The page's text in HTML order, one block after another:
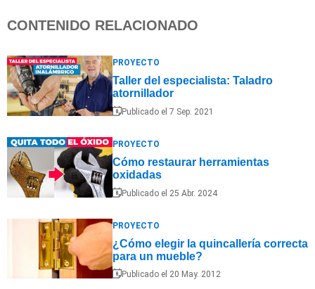
CONTENIDO RELACIONADO
PROYECTO
Taller del especialista: Taladro
atornillador
Publicado el 7 Sep. 2021
PROYECTO
Cómo restaurar herramientas
oxidadas
Publicado el 25 Abr. 2024
PROYECTO
¿Cómo elegir la quincallería correcta
para un mueble?
Publicado el 20 May. 2012